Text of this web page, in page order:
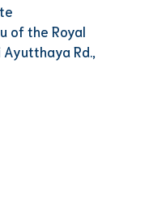
of the Royal
Rd.,